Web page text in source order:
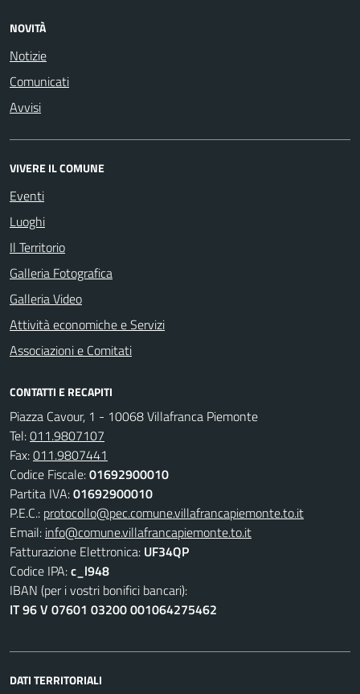
NOVITÀ
Notizie
Comunicati
Avvisi
VIVERE IL COMUNE
Eventi
Luoghi
Il Territorio
Galleria Fotografica
Galleria Video
Attività economiche e Servizi
Associazioni e Comitati
CONTATTI E RECAPITI
Piazza Cavour, 1 - 10068 Villafranca Piemonte
Tel:011.9807107
Fax:011.9807441
Codice Fiscale:01692900010
Partita IVA:01692900010
P.E.C.: protocollo@pec.comune.villafrancapiemonte.to.it
Email: info@comune.villafrancapiemonte.to.it
Fatturazione Elettronica: UF34QP
Codice IPA:c_l948
IBAN (per i vostri bonifici bancari):
IT 96 V 07601 03200 001064275462
DATI TERRITORIALI